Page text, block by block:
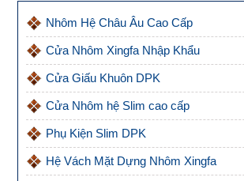
Nhôm Hệ Châu Âu Cao Cấp
Cửa Nhôm Xingfa Nhập Khẩu
Cửa Giấu Khuôn DPK
Cửa Nhôm hệ Slim cao cấp
Phụ Kiện Slim DPK
Hệ Vách Mặt Dựng Nhôm Xingfa